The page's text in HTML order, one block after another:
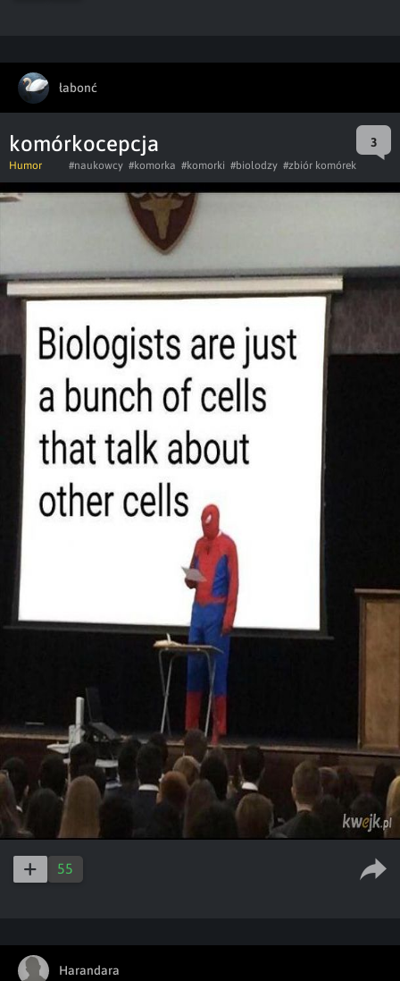
łabonć
komórkocepcja 3
Humor #naukowcy #komorka #komorki #biolodzy #zbiór komórek
55
Harandara